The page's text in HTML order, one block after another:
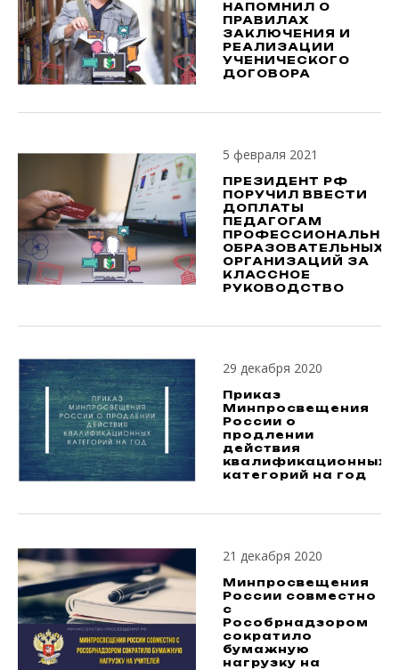
НАПОМНИЛ О
ПРАВИЛАХ
ЗАКЛЮЧЕНИЯ И
РЕАЛИЗАЦИИ
УЧЕНИЧЕСКОГО
ДОГОВОРА
5 февраля 2021
ПРЕЗИДЕНТ РФ
ПОРУЧИЛ ВВЕСТИ
ДОПЛАТЫ
ПЕДАГОГАМ
ОБРАЗОВАТЕЛЬНЫХ
ОРГАНИЗАЦИЙ ЗА
КЛАССНОЕ
РУКОВОДСТВО
29 декабря 2020
Приказ
Минпросвещения
России о
продлении
действия
квалификационных
категорий на год
21 декабря 2020
Минпросвещения
России совместно
с
Рособрнадзором
сократило
бумажную
нагрузку на